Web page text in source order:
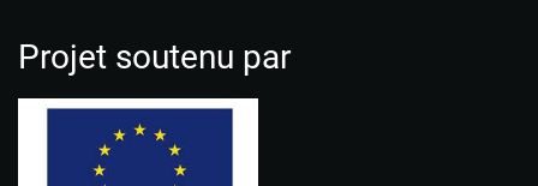
Projet soutenu par